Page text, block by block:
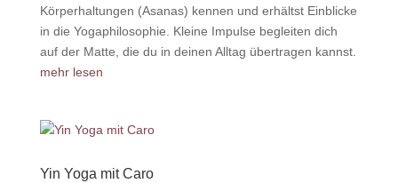
Körperhaltungen (Asanas) kennen und erhältst Einblicke
in die Yogaphilosophie. Kleine Impulse begleiten dich
auf der Matte, die du in deinen Alltag übertragen kannst.
mehr lesen
Yin Yoga mit Caro